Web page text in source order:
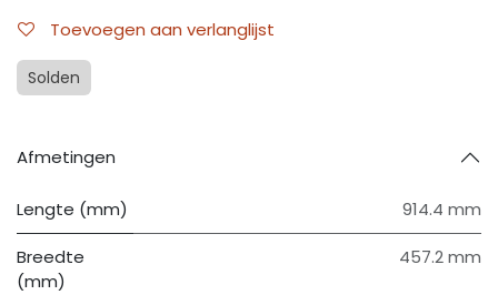
Toevoegen aan verlanglijst
Solden
Afmetingen
Lengte (mm) 914.4 mm
Breedte
(mm)
457.2 mm